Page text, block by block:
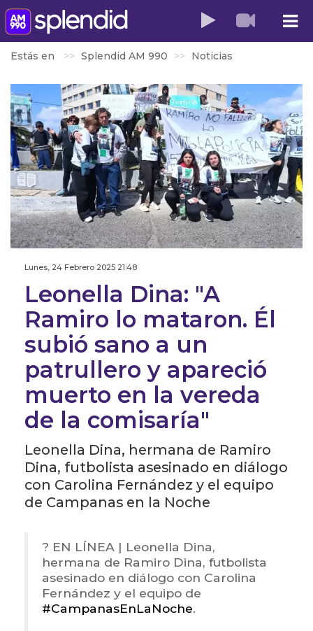
Estás en Splendid AM 990 Noticias
Lunes, 24 Febrero 2025 21:48
Leonella Dina: "A
Ramiro lo mataron. Él
subió sano a un
patrullero y apareció
muerto en la vereda
de la comisaría"
Leonella Dina, hermana de Ramiro
Dina, futbolista asesinado en diálogo
con Carolina Fernández y el equipo
de Campanas en la Noche
? EN LÍNEA | Leonella Dina,
hermana de Ramiro Dina, futbolista
asesinado en diálogo con Carolina
Fernández y el equipo de
#CampanasEnLaNoche.